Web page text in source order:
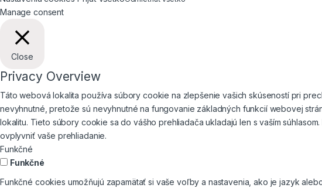
Manage consent
Close
Privacy Overview
Táto webová lokalita používa súbory cookie na zlepšenie vašich skúseností pri
nevyhnutné, pretože sú nevyhnutné na fungovanie základných funkcií webovej
lokalitu. Tieto súbory cookie sa do vášho prehliadača ukladajú len s vaším
ovplyvniť vaše prehliadanie.
Funkčné
Funkčné
Funkčné cookies umožňujú zapamätať si vaše voľby a nastavenia, ako je jazyk